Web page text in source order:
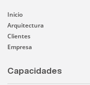
Inicio
Arquitectura
Clientes
Empresa
Capacidades